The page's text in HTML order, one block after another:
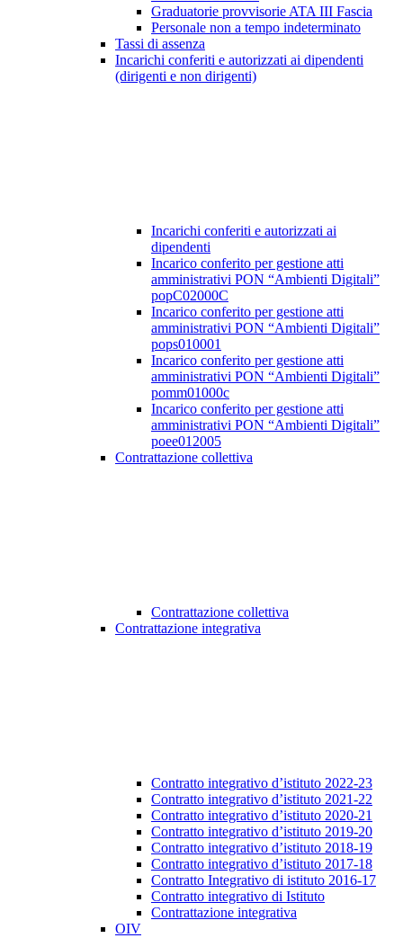
Graduatorie provvisorie ATA III Fascia
Personale non a tempo indeterminato
Tassi di assenza
Incarichi conferiti e autorizzati ai dipendenti
(dirigenti e non dirigenti)
Incarichi conferiti e autorizzati ai
dipendenti
Incarico conferito per gestione atti
amministrativi PON “Ambienti Digitali”
popC02000C
Incarico conferito per gestione atti
amministrativi PON “Ambienti Digitali”
pops010001
Incarico conferito per gestione atti
amministrativi PON “Ambienti Digitali”
pomm01000c
Incarico conferito per gestione atti
amministrativi PON “Ambienti Digitali”
poee012005
Contrattazione collettiva
Contrattazione collettiva
Contrattazione integrativa
Contratto integrativo d’istituto 2022-23
Contratto integrativo d’istituto 2021-22
Contratto integrativo d’istituto 2020-21
Contratto integrativo d’istituto 2019-20
Contratto integrativo d’istituto 2018-19
Contratto integrativo d’istituto 2017-18
Contratto Integrativo di istituto 2016-17
Contratto integrativo di Istituto
Contrattazione integrativa
OIV